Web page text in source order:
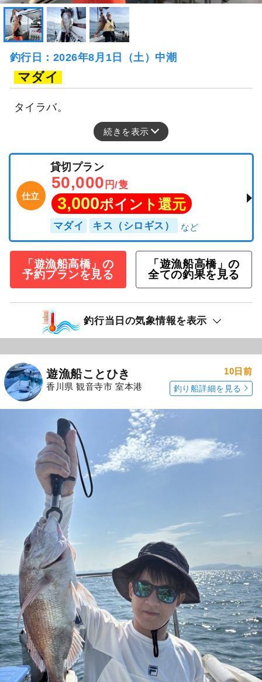
釣行日：2026年8月1日（土）中潮
マダイ
タイラバ。
続きを表示
仕立
貸切プラン
50,000 円/隻
3,000ポイント還元
マダイ キス（シロギス）
「遊漁船高橋」の
予約プランを見る
「遊漁船高橋」の
全ての釣果を見る
釣行当日の気象情報を表示
遊漁船ことひき
香川県 観音寺市 室本港
10日前
釣り船詳細を見る